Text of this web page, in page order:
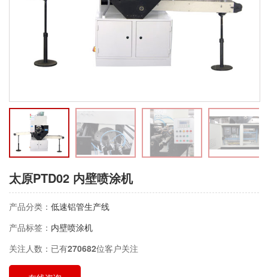
太原PTD02 内壁喷涂机
产品分类： 低速铝管生产线
产品标签： 内壁喷涂机
关注人数：已有270682位客户关注